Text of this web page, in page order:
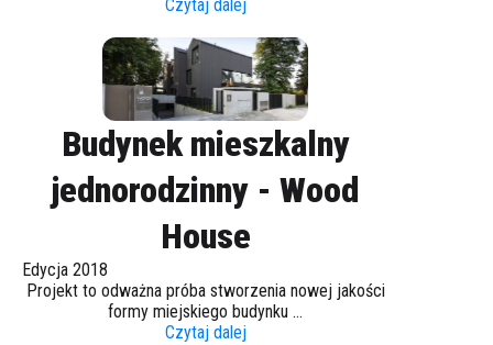
Czytaj dalej
Budynek mieszkalny
jednorodzinny - Wood
House
Edycja 2018
Projekt to odważna próba stworzenia nowej jakości
formy miejskiego budynku ...
Czytaj dalej